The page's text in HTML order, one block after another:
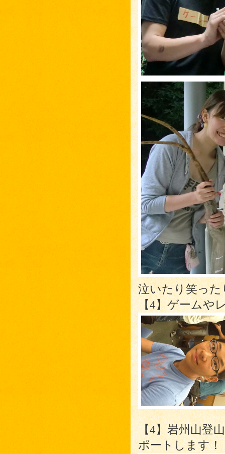
泣いたり笑っ
【4】ゲームや
【4】岩州山登
ポートします！